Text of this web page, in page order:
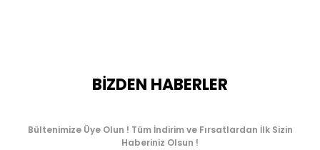
BİZDEN HABERLER
Bültenimize Üye Olun ! Tüm İndirim ve Fırsatlardan İlk Sizin
Haberiniz Olsun !